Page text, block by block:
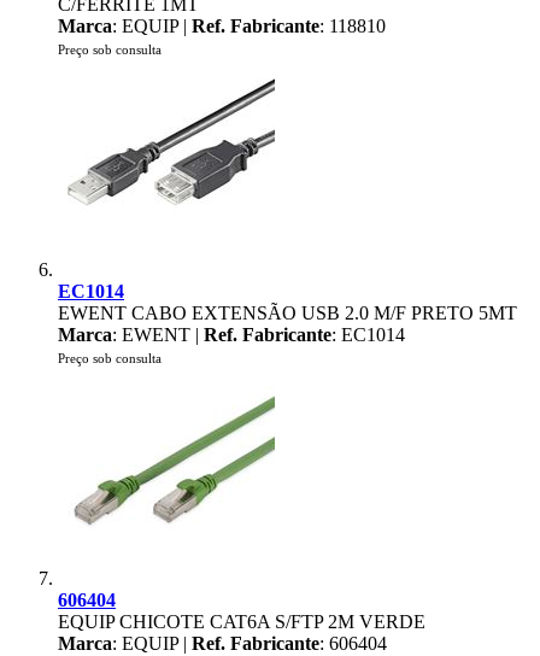
C/FERRITE 1MT
Marca: EQUIP | Ref. Fabricante: 118810
Preço sob consulta
EC1014
EWENT CABO EXTENSÃO USB 2.0 M/F PRETO 5MT
Marca: EWENT | Ref. Fabricante: EC1014
Preço sob consulta
606404
EQUIP CHICOTE CAT6A S/FTP 2M VERDE
Marca: EQUIP | Ref. Fabricante: 606404